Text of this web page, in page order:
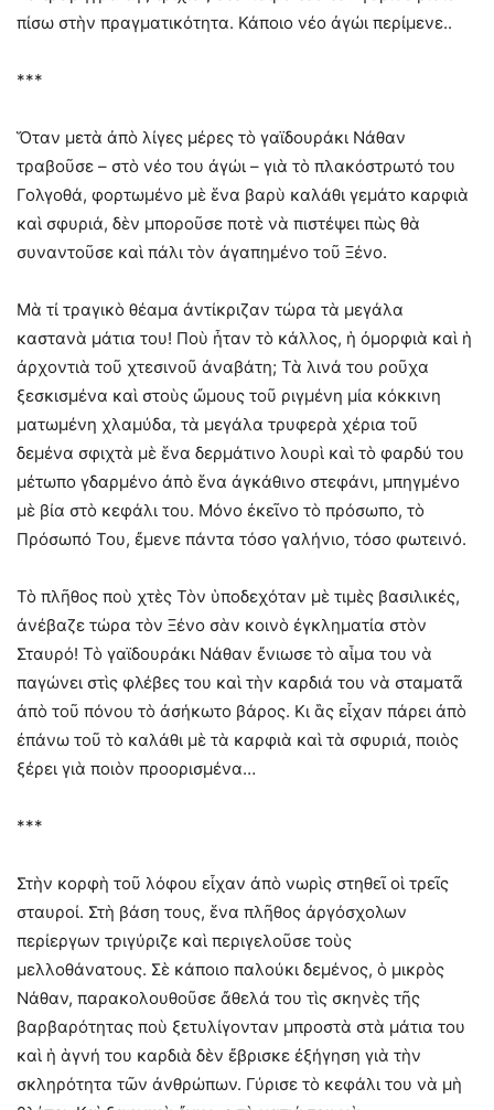
πίσω στὴν πραγματικότητα. Κάποιο νέο ἀγώι περίμενε..
***
Ὅταν μετὰ ἀπὸ λίγες μέρες τὸ γαϊδουράκι Νάθαν
τραβοῦσε – στὸ νέο του ἀγώι – γιὰ τὸ πλακόστρωτό του
Γολγοθά, φορτωμένο μὲ ἕνα βαρὺ καλάθι γεμάτο καρφιὰ
καὶ σφυριά, δὲν μποροῦσε ποτὲ νὰ πιστέψει πὼς θὰ
συναντοῦσε καὶ πάλι τὸν ἀγαπημένο τοῦ Ξένο.
Μὰ τί τραγικὸ θέαμα ἀντίκριζαν τώρα τὰ μεγάλα
καστανὰ μάτια του! Ποὺ ἦταν τὸ κάλλος, ἡ ὀμορφιὰ καὶ ἡ
ἀρχοντιὰ τοῦ χτεσινοῦ ἀναβάτη; Τὰ λινά του ροῦχα
ξεσκισμένα καὶ στοὺς ὤμους τοῦ ριγμένη μία κόκκινη
ματωμένη χλαμύδα, τὰ μεγάλα τρυφερὰ χέρια τοῦ
δεμένα σφιχτὰ μὲ ἕνα δερμάτινο λουρὶ καὶ τὸ φαρδύ του
μέτωπο γδαρμένο ἀπὸ ἕνα ἀγκάθινο στεφάνι, μπηγμένο
μὲ βία στὸ κεφάλι του. Μόνο ἐκεῖνο τὸ πρόσωπο, τὸ
Πρόσωπό Του, ἔμενε πάντα τόσο γαλήνιο, τόσο φωτεινό.
Τὸ πλῆθος ποὺ χτὲς Τὸν ὑποδεχόταν μὲ τιμὲς βασιλικές,
ἀνέβαζε τώρα τὸν Ξένο σὰν κοινὸ ἐγκληματία στὸν
Σταυρό! Τὸ γαϊδουράκι Νάθαν ἔνιωσε τὸ αἷμα του νὰ
παγώνει στὶς φλέβες του καὶ τὴν καρδιά του νὰ σταματᾶ
ἀπὸ τοῦ πόνου τὸ ἀσήκωτο βάρος. Κι ἃς εἶχαν πάρει ἀπὸ
ἐπάνω τοῦ τὸ καλάθι μὲ τὰ καρφιὰ καὶ τὰ σφυριά, ποιὸς
ξέρει γιὰ ποιὸν προορισμένα…
***
Στὴν κορφὴ τοῦ λόφου εἶχαν ἀπὸ νωρὶς στηθεῖ οἱ τρεῖς
σταυροί. Στὴ βάση τους, ἕνα πλῆθος ἀργόσχολων
περίεργων τριγύριζε καὶ περιγελοῦσε τοὺς
μελλοθάνατους. Σὲ κάποιο παλούκι δεμένος, ὁ μικρὸς
Νάθαν, παρακολουθοῦσε ἄθελά του τὶς σκηνὲς τῆς
βαρβαρότητας ποὺ ξετυλίγονταν μπροστὰ στὰ μάτια του
καὶ ἡ ἁγνή του καρδιὰ δὲν ἔβρισκε ἐξήγηση γιὰ τὴν
σκληρότητα τῶν ἀνθρώπων. Γύρισε τὸ κεφάλι του νὰ μὴ